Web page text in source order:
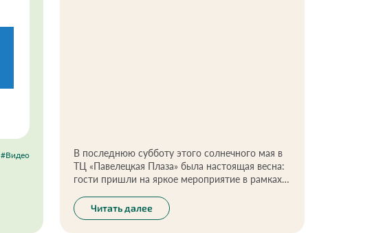
#Видео
В последнюю субботу этого солнечного мая в
ТЦ «Павелецкая Плаза» была настоящая весна:
гости пришли на яркое мероприятие в рамках
Читать далее